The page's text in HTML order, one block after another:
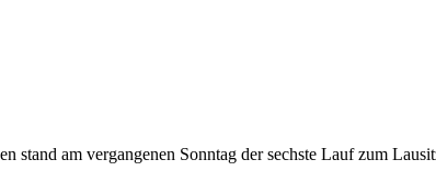
stand am vergangenen Sonntag der sechste Lauf zum